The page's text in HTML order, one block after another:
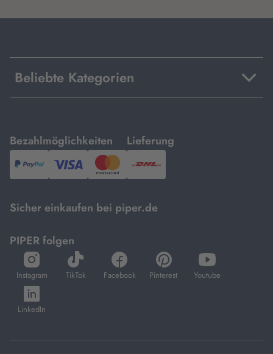
Beliebte Kategorien
Bezahlmöglichkeiten
mit
PayPal,Visa
und
Lieferung
mit
DHL.
Sicher einkaufen bei piper.de
PIPER folgen
Instagram
öffnet
in
neuem
Tab
TikTok
öffnet
in
Facebook
öffnet
in
Pinterest
öffnet
in
Youtube
öffnet
in
LinkedIn
öffnet
in